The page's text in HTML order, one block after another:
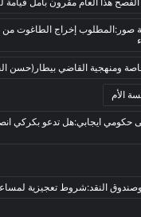
صور:المطلوب إخراج الطاغوت من
ومنهجية القاضي بيطار(حسن
الأم
ايجابي:هل تدعو بكركي
النقد:شروط تعجيزية